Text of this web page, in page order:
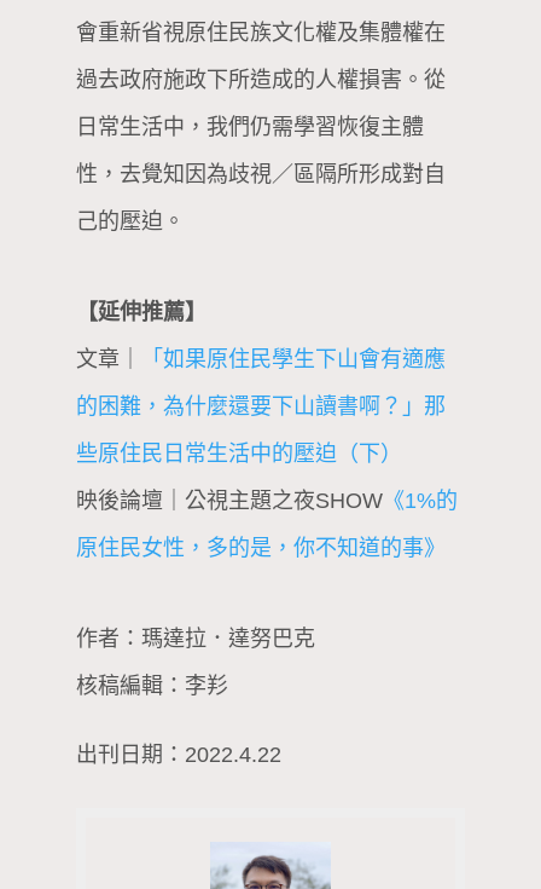
會重新省視原住民族文化權及集體權在
過去政府施政下所造成的人權損害。從
日常生活中，我們仍需學習恢復主體
性，去覺知因為歧視／區隔所形成對自
己的壓迫。
【延伸推薦】
文章｜
「如果原住民學生下山會有適應
的困難，為什麼還要下山讀書啊？」那
些原住民日常生活中的壓迫（下）
映後論壇｜公視主題之夜SHOW《1%的
原住民女性，多的是，你不知道的事》
作者：瑪達拉．達努巴克
核稿編輯：李羏
出刊日期：2022.4.22